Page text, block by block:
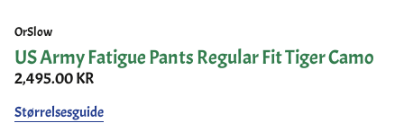
OrSlow
US Army Fatigue Pants Regular Fit Tiger Camo
2,495.00 KR
Størrelsesguide